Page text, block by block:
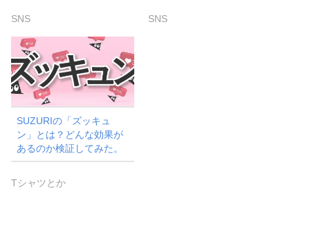
SNS SNS
SUZURIの「ズッキュ
ン」とは？どんな効果が
あるのか検証してみた。
Tシャツとか